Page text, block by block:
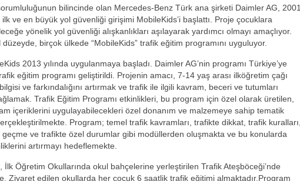
bilincinde olan Mercedes-Benz Türk ana şirketi Daimler AG, 2001
ilk ve en büyük yol güvenliği girişimi MobileKids’i başlattı. Proje çocuklara
yönelik yol güvenliği alışkanlıkları aşılayarak yardımcı olmayı amaçlıyor.
düzeyde, birçok ülkede “MobileKids” trafik eğitim programını uyguluyor.
2013 yılında uygulanmaya başladı. Daimler AG’nin programı Türkiye’ye
eğitim programı geliştirildi. Projenin amacı, 7-14 yaş arası ilköğretim çağı
ve farkındalığını artırmak ve trafik ile ilgili kavram, beceri ve tutumları
Trafik Eğitim Programı etkinlikleri, bu program için özel olarak üretilen,
içeriklerini uygulayabilecekleri özel donanım ve malzemeye sahip tematik
Program; temel trafik kavramları, trafikte dikkat, trafik kuralları,
geçme ve trafikte özel durumlar gibi modüllerden oluşmakta ve bu konularda
artırmayı hedeflemekte.
İlk Öğretim Okullarında okul bahçelerine yerleştirilen Trafik Ateşböceği’nde
Ziyaret edilen okullarda her çocuk 6 saatlik trafik eğitimi almaktadır.Program